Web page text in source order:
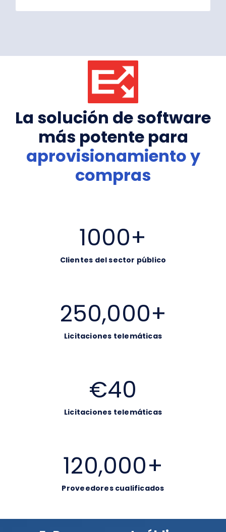
La solución de software
más potente para
aprovisionamiento y
compras
1000+
Clientes del sector público
250,000+
Licitaciones telemáticas
€40
Licitaciones telemáticas
120,000+
Proveedores cualificados